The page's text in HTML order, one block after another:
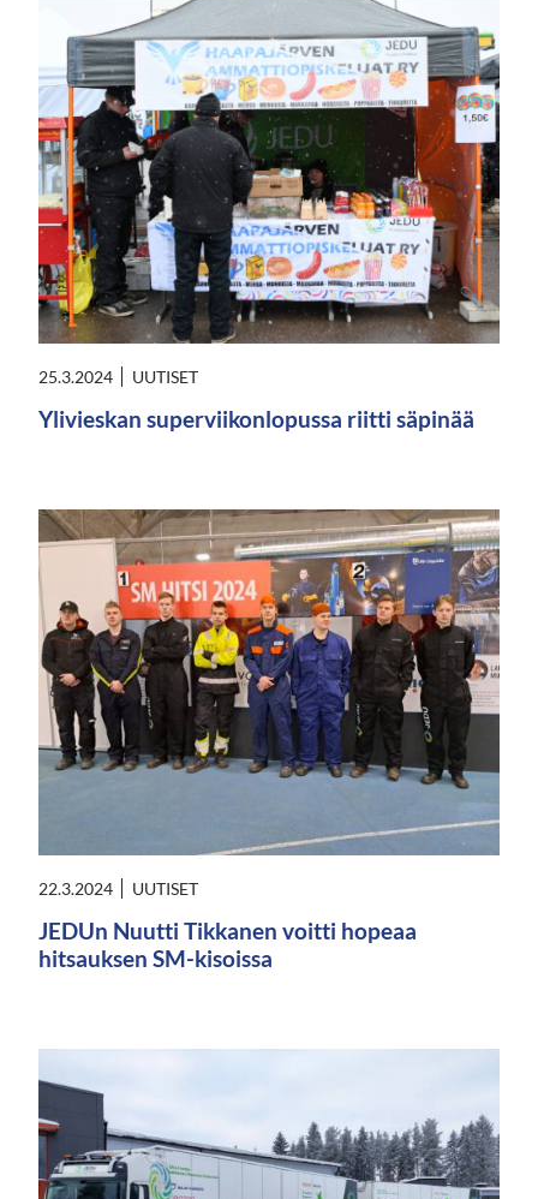
25.3.2024 UUTISET
Ylivieskan superviikonlopussa riitti säpinää
22.3.2024 UUTISET
JEDUn Nuutti Tikkanen voitti hopeaa
hitsauksen SM-kisoissa